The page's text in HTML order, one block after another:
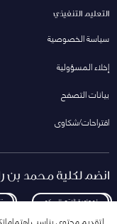
التعليم التنفيذي
سياسة الخصوصية
إخلاء المسؤولية
بيانات التصفح
اقتراحات/شكاوى
انضم لكلية محمد بن
لمعاودة الاتصال بكم